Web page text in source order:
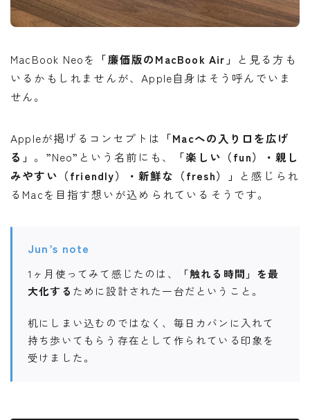
MacBook Neoを 「廉価版のMacBook Air」
と見る方も
いるかもしれませんが、Apple自身はそう呼んでいま
せん。
Appleが掲げるコンセプトは 「Macへの入り口を広げ
る」 。”Neo”という名前にも、
「楽しい（fun）・親し
みやすい（friendly）・新鮮な（fresh）」
と感じられ
るMacを目指す想いが込められているそうです。
Jun’s note
1ヶ月使ってみて感じたのは、
「触れる時間」を最
大化する ために設計された一台だということ。
机にしまい込むのではなく、毎日カバンに入れて
持ち歩いてもらう存在として作られている印象を
受けました。